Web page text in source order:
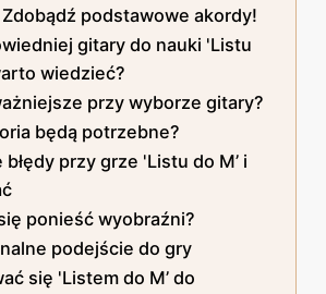
podstawowe akordy!
gitary do nauki 'Listu
wiedzieć?
przy wyborze gitary?
będą potrzebne?
przy grze 'Listu do M’ i
ponieść wyobraźni?
podejście do gry
się 'Listem do M’ do